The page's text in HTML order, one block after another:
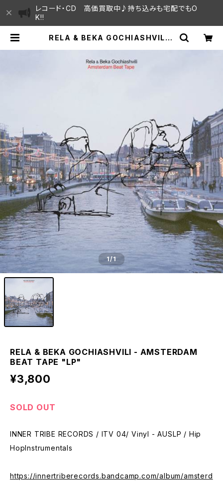
レコード・CD 高価買取中♪持ち込みも宅配でもO
K!!
RELA & BEKA GOCHIASHVILI -
からすぐ♫見晴らしの良いレコード屋
1/1
RELA & BEKA GOCHIASHVILI - AMSTERDAM
BEAT TAPE "LP"
¥3,800
SOLD OUT
INNER TRIBE RECORDS / ITV 04/ Vinyl - AUSLP / Hip
HopInstrumentals
https://innertriberecords.bandcamp.com/album/amsterd